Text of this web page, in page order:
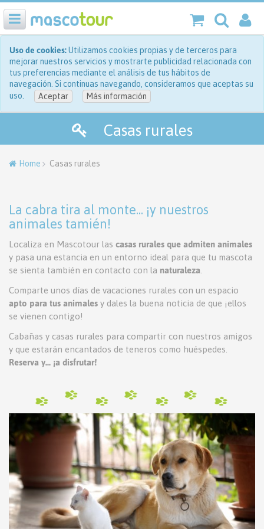
Uso de cookies:Utilizamos cookies propias y de terceros para
mejorar nuestros servicios y mostrarte publicidad relacionada con
tus preferencias mediante el análisis de tus hábitos de
navegación. Si continuas navegando, consideramos que aceptas su
uso.
Aceptar Más información
Casas rurales
Home Casas rurales
La cabra tira al monte... ¡y nuestros
animales tamién!
Localiza en Mascotour las casas rurales que admiten animales
y pasa una estancia en un entorno ideal para que tu mascota
se sienta también en contacto con la naturaleza
Comparte unos días de vacaciones rurales con un espacio
apto para tus animales y dales la buena noticia de que ¡ellos
se vienen contigo!
Cabañas y casas rurales para compartir con nuestros amigos
y que estarán encantados de teneros como huéspedes.
Reserva y... ¡a disfrutar!